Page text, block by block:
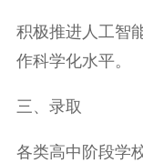
积极推进人工智
作科学化水平。
三、录取
各类高中阶段学